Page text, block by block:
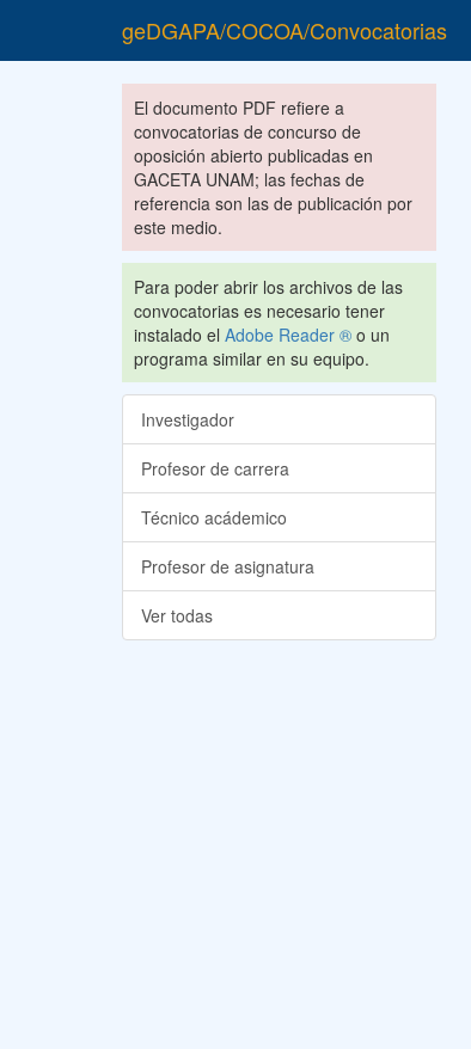
geDGAPA/COCOA/Convocatorias
El documento PDF refiere a
convocatorias de concurso de
oposición abierto publicadas en
GACETA UNAM; las fechas de
referencia son las de publicación por
este medio.
Para poder abrir los archivos de las
convocatorias es necesario tener
instalado el Adobe Reader ® o un
programa similar en su equipo.
Investigador
Profesor de carrera
Técnico acádemico
Profesor de asignatura
Ver todas